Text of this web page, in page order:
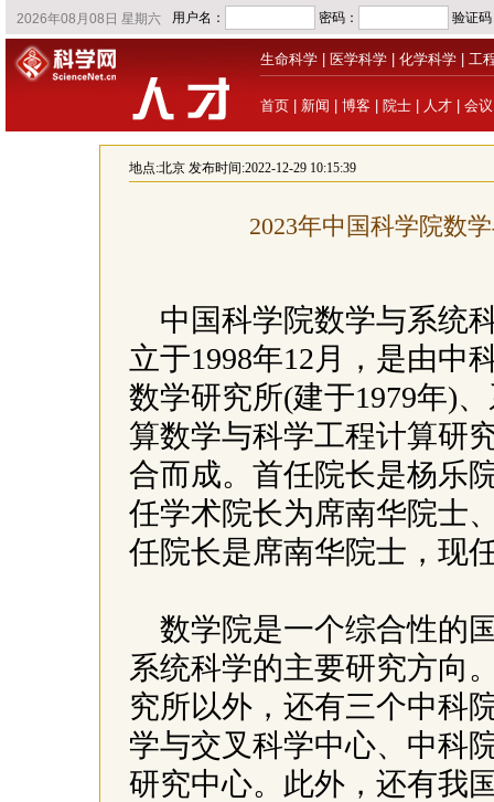
生命科学 医学科学 化学科学 工
首页 新闻 博客 院士 人才 会议
地点:北京发布时间:2022-12-29 10:15:39
2023年中国科学院数
中国科学院数学与系统
立于1998年12月，是由中
数学研究所(建于1979年)
算数学与科学工程计算研
合而成。首任院长是杨乐
任学术院长为席南华院士
任院长是席南华院士，现
数学院是一个综合性的
系统科学的主要研究方向
究所以外，还有三个中科
学与交叉科学中心、中科
研究中心。此外，还有我